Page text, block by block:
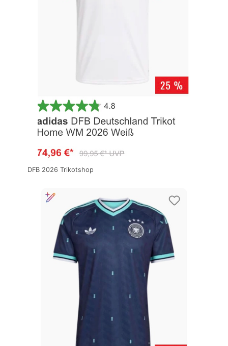
DFB 2026 Trikotshop